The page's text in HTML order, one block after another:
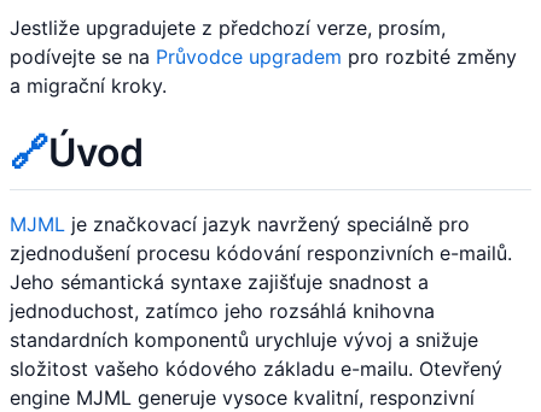
Jestliže upgradujete z předchozí verze, prosím,
podívejte se na Průvodce upgradem pro rozbité změny
a migrační kroky.
🔗Úvod
MJML je značkovací jazyk navržený speciálně pro
zjednodušení procesu kódování responzivních e-mailů.
Jeho sémantická syntaxe zajišťuje snadnost a
jednoduchost, zatímco jeho rozsáhlá knihovna
standardních komponentů urychluje vývoj a snižuje
složitost vašeho kódového základu e-mailu. Otevřený
engine MJML generuje vysoce kvalitní, responzivní